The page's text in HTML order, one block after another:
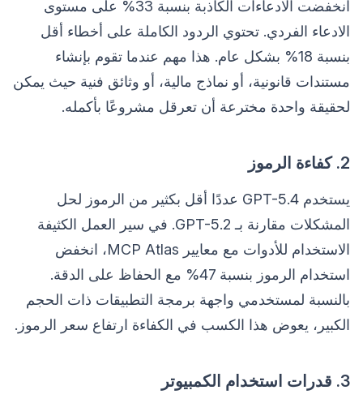
انخفضت الادعاءات الكاذبة بنسبة 33% على مستوى
الادعاء الفردي. تحتوي الردود الكاملة على أخطاء أقل
بنسبة 18% بشكل عام. هذا مهم عندما تقوم بإنشاء
مستندات قانونية، أو نماذج مالية، أو وثائق فنية حيث يمكن
لحقيقة واحدة مخترعة أن تعرقل مشروعًا بأكمله.
2. كفاءة الرموز
يستخدم GPT-5.4 عددًا أقل بكثير من الرموز لحل
المشكلات مقارنة بـ GPT-5.2. في سير العمل الكثيفة
الاستخدام للأدوات مع معايير MCP Atlas، انخفض
استخدام الرموز بنسبة 47% مع الحفاظ على الدقة.
بالنسبة لمستخدمي واجهة برمجة التطبيقات ذات الحجم
الكبير، يعوض هذا الكسب في الكفاءة ارتفاع سعر الرموز.
3. قدرات استخدام الكمبيوتر